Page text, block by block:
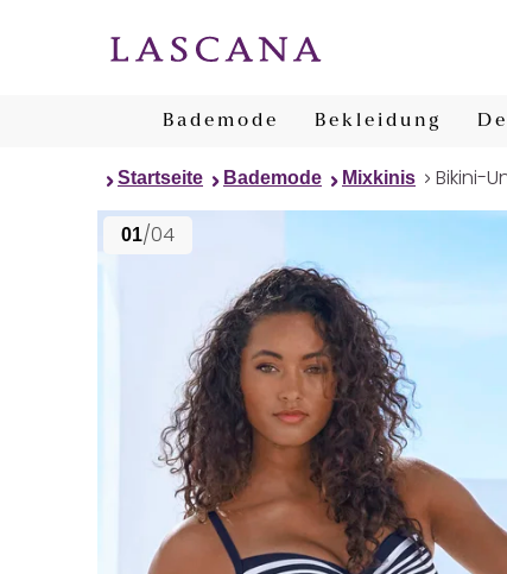
Bademode Bekleidung
Startseite Bademode Mixkinis Bikini-
01/04